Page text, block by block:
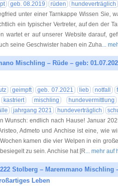
geb. 08.2019 rüden
hundeverträglich
unter einer Tarnkappe Wissen Sie,
ein typischer Vertreter, auf den der
wartet er auf unserer Website darauf,
seine Geschwister haben ein Zuha...
Mischling – Rüde – geb:
geimpft geb. 07.2021 lieb notfall
kastriert mischling
hundevermittlung
jahrgang 2021 hundeverträglich
Wunsch: endlich nach Hause! Januar
Admeto und Anchise ist eine, wie
kamen die vier Welpen in ein
zu sein. Anchise hat [R... mehr auf
Stolberg – Maremmano Mischling
Leben